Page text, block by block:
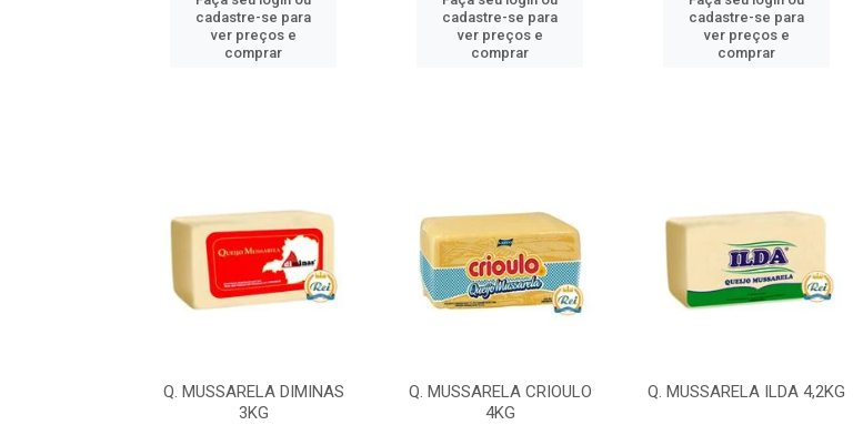
cadastre-se para
ver preços e
comprar
cadastre-se para
ver preços e
comprar
cadastre-se para
ver preços e
comprar
Q. MUSSARELA DIMINAS
3KG
Q. MUSSARELA CRIOULO
4KG
Q. MUSSARELA ILDA 4,2KG